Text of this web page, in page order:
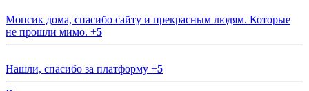
Мопсик дома, спасибо сайту и прекрасным людям. Которые
не прошли мимо. +5
Нашли, спасибо за платформу +5